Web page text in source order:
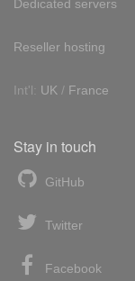
Dedicated servers
Reseller hosting
Int'l: UK / France
Stay in touch
GitHub
Twitter
Facebook